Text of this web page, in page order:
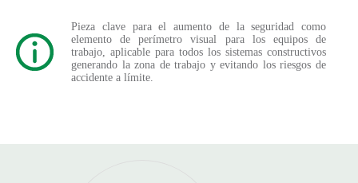
Pieza clave para el aumento de la seguridad como
elemento de perímetro visual para los equipos de
trabajo, aplicable para todos los sistemas constructivos
generando la zona de trabajo y evitando los riesgos de
accidente a límite.